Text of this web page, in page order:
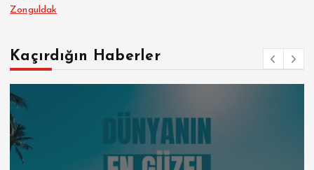
Zonguldak
Kaçırdığın Haberler